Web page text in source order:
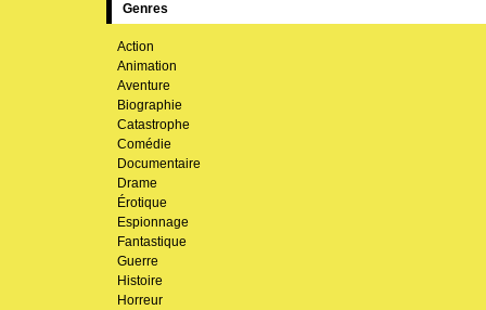
Genres
Action
Animation
Aventure
Biographie
Catastrophe
Comédie
Documentaire
Drame
Érotique
Espionnage
Fantastique
Guerre
Histoire
Horreur